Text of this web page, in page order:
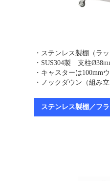
・ステンレス製棚（ラ
・SUS304製 支柱
・キャスターは100mm
・ノックダウン（組
ステンレス製棚／